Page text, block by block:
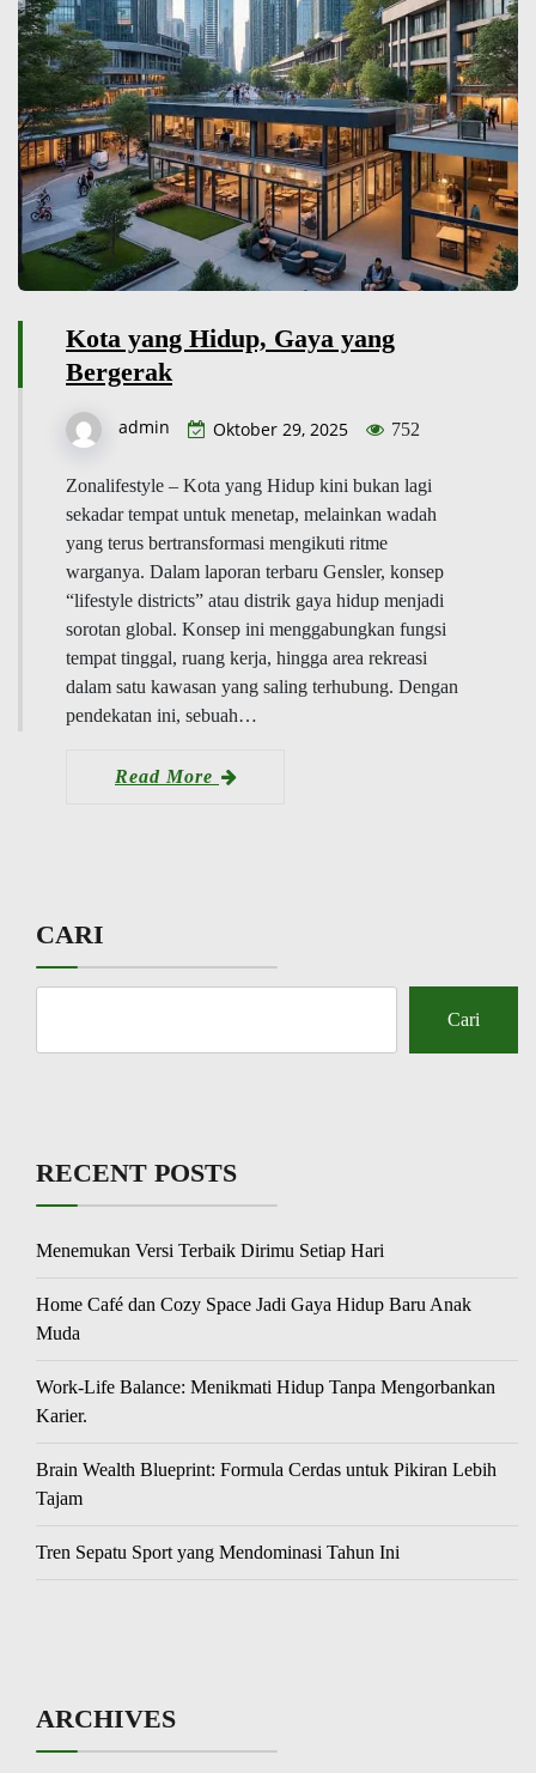
Kota yang Hidup, Gaya yang
Bergerak
admin Oktober 29, 2025 752
Zonalifestyle – Kota yang Hidup kini bukan lagi
sekadar tempat untuk menetap, melainkan wadah
yang terus bertransformasi mengikuti ritme
warganya. Dalam laporan terbaru Gensler, konsep
“lifestyle districts” atau distrik gaya hidup menjadi
sorotan global. Konsep ini menggabungkan fungsi
tempat tinggal, ruang kerja, hingga area rekreasi
dalam satu kawasan yang saling terhubung. Dengan
pendekatan ini, sebuah…
Read More
CARI
Cari
RECENT POSTS
Menemukan Versi Terbaik Dirimu Setiap Hari
Home Café dan Cozy Space Jadi Gaya Hidup Baru Anak
Muda
Work-Life Balance: Menikmati Hidup Tanpa Mengorbankan
Karier.
Brain Wealth Blueprint: Formula Cerdas untuk Pikiran Lebih
Tajam
Tren Sepatu Sport yang Mendominasi Tahun Ini
ARCHIVES